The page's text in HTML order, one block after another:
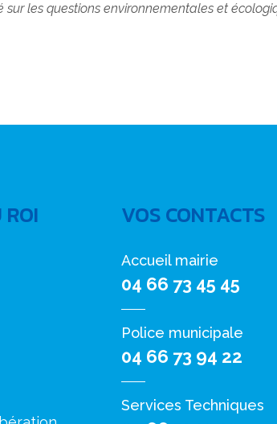
les questions environnementales et
ROI VOS CONTACTS
Accueil mairie
04 66 73 45 45
Police municipale
04 66 73 94 22
Services Techniques